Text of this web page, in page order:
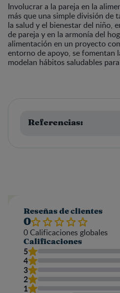
Involucrar a la pareja en la
más que una simple división de
la salud y el bienestar del niño,
de pareja y en la armonía del
alimentación en un proyecto
entorno de apoyo, se fomentan
modelan hábitos saludables
Referencias:
Reseñas de clientes
0
0 Calificaciones globales
Calificaciones
5
4
3
2
1